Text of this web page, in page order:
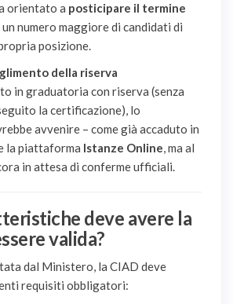
orientato a posticipare il termine
numero maggiore di candidati di
posizione.
della riserva
in graduatoria con riserva (senza
la certificazione), lo
avvenire – come già accaduto in
la piattaforma Istanze Online, ma al
in attesa di conferme ufficiali.
deve avere la
valida?
dal Ministero, la CIAD deve
requisiti obbligatori: